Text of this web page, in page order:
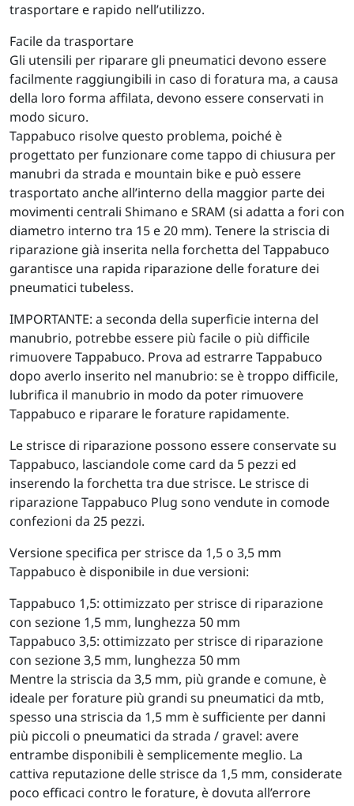
trasportare e rapido nell’utilizzo.
Facile da trasportare
Gli utensili per riparare gli pneumatici devono essere
facilmente raggiungibili in caso di foratura ma, a causa
della loro forma affilata, devono essere conservati in
modo sicuro.
Tappabuco risolve questo problema, poiché è
progettato per funzionare come tappo di chiusura per
manubri da strada e mountain bike e può essere
trasportato anche all’interno della maggior parte dei
movimenti centrali Shimano e SRAM (si adatta a fori con
diametro interno tra 15 e 20 mm). Tenere la striscia di
riparazione già inserita nella forchetta del Tappabuco
garantisce una rapida riparazione delle forature dei
pneumatici tubeless.
IMPORTANTE: a seconda della superficie interna del
manubrio, potrebbe essere più facile o più difficile
rimuovere Tappabuco. Prova ad estrarre Tappabuco
dopo averlo inserito nel manubrio: se è troppo difficile,
lubrifica il manubrio in modo da poter rimuovere
Tappabuco e riparare le forature rapidamente.
Le strisce di riparazione possono essere conservate su
Tappabuco, lasciandole come card da 5 pezzi ed
inserendo la forchetta tra due strisce. Le strisce di
riparazione Tappabuco Plug sono vendute in comode
confezioni da 25 pezzi.
Versione specifica per strisce da 1,5 o 3,5 mm
Tappabuco è disponibile in due versioni:
Tappabuco 1,5: ottimizzato per strisce di riparazione
con sezione 1,5 mm, lunghezza 50 mm
Tappabuco 3,5: ottimizzato per strisce di riparazione
con sezione 3,5 mm, lunghezza 50 mm
Mentre la striscia da 3,5 mm, più grande e comune, è
ideale per forature più grandi su pneumatici da mtb,
spesso una striscia da 1,5 mm è sufficiente per danni
più piccoli o pneumatici da strada / gravel: avere
entrambe disponibili è semplicemente meglio. La
cattiva reputazione delle strisce da 1,5 mm, considerate
poco efficaci contro le forature, è dovuta all’errore